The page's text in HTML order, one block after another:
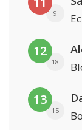
9
12
18
13
15